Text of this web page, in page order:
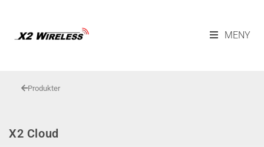
MENY
Produkter
X2 Cloud